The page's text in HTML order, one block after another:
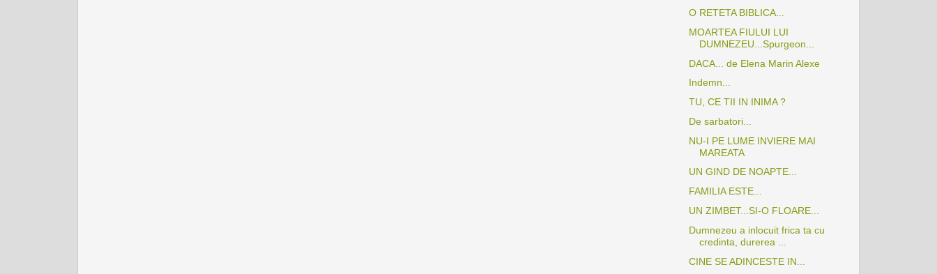
O RETETA BIBLICA...
MOARTEA FIULUI LUI
DUMNEZEU...Spurgeon...
DACA... de Elena Marin Alexe
Indemn...
TU, CE TII IN INIMA ?
De sarbatori...
NU-I PE LUME INVIERE MAI
MAREATA
UN GIND DE NOAPTE...
FAMILIA ESTE...
UN ZIMBET...SI-O FLOARE...
Dumnezeu a inlocuit frica ta cu
credinta, durerea ...
CINE SE ADINCESTE IN...